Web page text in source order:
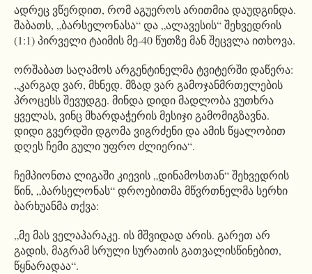
ადრეც ვწერდით, რომ აგუეროს არითმია დაუდგინდა.
შაბათს, „ბარსელონასა“ და „ალავესის“ შეხვედრის
(1:1) პირველი ტაიმის მე-40 წუთზე მან შეცვლა ითხოვა.
ორშაბათ საღამოს არგენტინელმა ტვიტერში დაწერა:
„კარგად ვარ, მხნედ. მზად ვარ გამოჯანმრთელების
პროცესს შევუდგე. მინდა დიდი მადლობა ვუთხრა
ყველას, ვინც მხარდაჭერის მესიჯი გამომიგზავნა.
დიდი გვერდში დგომა ვიგრძენი და ამის წყალობით
დღეს ჩემი გული უფრო ძლიერია“.
ჩემპიონთა ლიგაში კიევის „დინამოსთან“ შეხვედრის
წინ, „ბარსელონას“ დროებითმა მწვრთნელმა სერხი
ბარხუანმა თქვა:
„მე მას ველაპარაკე. ის მშვიდად არის. გარეთ არ
გადის, მაგრამ სრული სურათის გათვალისწინებით,
წყნარადაა“.